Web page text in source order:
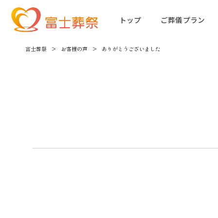
トップ ご葬儀プラン
富士葬祭 > お客様の声 > ありがとうございました